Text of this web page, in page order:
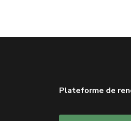
Plateforme de